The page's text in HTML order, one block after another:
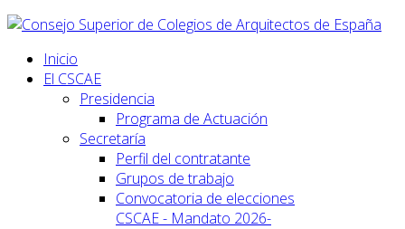
Inicio
El CSCAE
Presidencia
Programa de Actuación
Secretaría
Perfil del contratante
Grupos de trabajo
Convocatoria de elecciones
CSCAE - Mandato 2026-